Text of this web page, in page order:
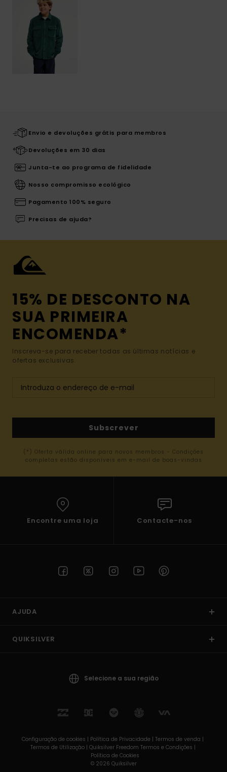
Envio e devoluções grátis para membros
Devoluções em 30 dias
Junta-te ao programa de fidelidade
Nosso compromisso ecológico
Pagamento 100% seguro
Precisas de ajuda?
15% DE DESCONTO NA
SUA PRIMEIRA
ENCOMENDA*
Inscreva-se para receber todas as últimas notícias e
ofertas exclusivas.
Subscrever
(*) Oferta válida online para novos membros - Condições
completas estão disponíveis em e-mail de boas-vindas
Encontre uma loja Contacte-nos
AJUDA
QUIKSILVER
Selecione a sua região
Configuração de cookies | Política de Privacidade | Termos de venda |
Termos de Utilizaçâo | Quiksilver Freedom Termos e Condições |
Política de Cookies
© 2026 Quiksilver